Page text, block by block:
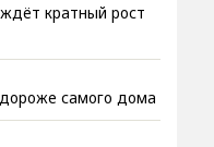
ждёт кратный рост
самого дома